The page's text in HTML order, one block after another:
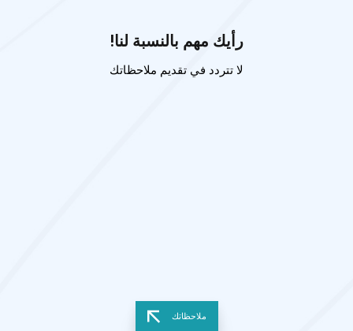
رأيك مهم بالنسبة لنا!
لا تتردد في تقديم ملاحظاتك
ملاحظاتك